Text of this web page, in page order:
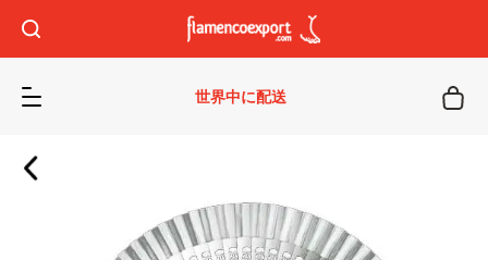
世界中に配送